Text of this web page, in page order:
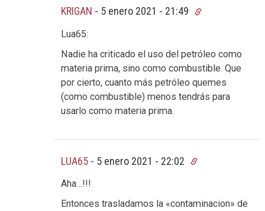
KRIGAN - 5 enero 2021 - 21:49
Lua65:
Nadie ha criticado el uso del petróleo como
materia prima, sino como combustible. Que
por cierto, cuanto más petróleo quemes
(como combustible) menos tendrás para
usarlo como materia prima.
LUA65 - 5 enero 2021 - 22:02
Aha…!!!
Entonces trasladamos la «contaminacion» de